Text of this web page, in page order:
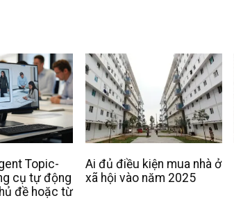
Topic-
cụ tự động
đề hoặc từ
Ai đủ điều kiện mua nhà ở
xã hội vào năm 2025